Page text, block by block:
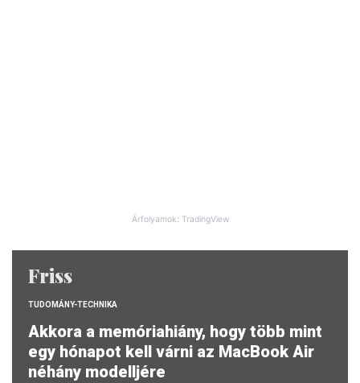
Árfolyamok: TradingView
Friss
TUDOMÁNY-TECHNIKA
Akkora a memóriahiány, hogy több mint
egy hónapot kell várni az MacBook Air
néhány modelljére